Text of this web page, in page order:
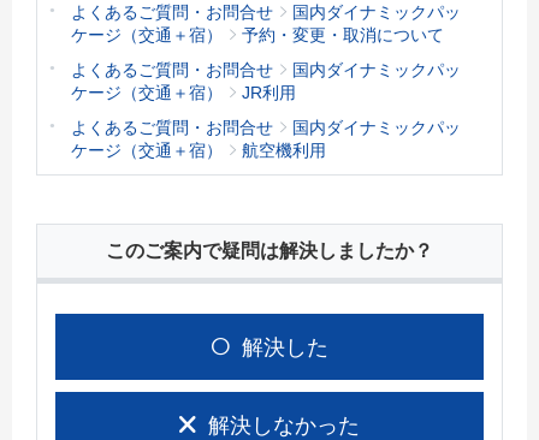
よくあるご質問・お問合せ
国内ダイナミックパッ
ケージ（交通＋宿）
予約・変更・取消について
よくあるご質問・お問合せ
国内ダイナミックパッ
ケージ（交通＋宿）
JR利用
よくあるご質問・お問合せ
国内ダイナミックパッ
ケージ（交通＋宿）
航空機利用
このご案内で疑問は解決しましたか？
解決した
解決しなかった